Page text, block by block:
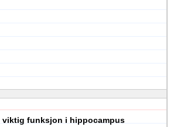
viktig funksjon i hippocampus